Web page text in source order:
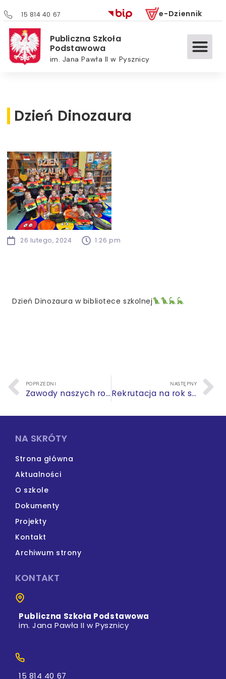
15 814 40 67 e-Dziennik
Publiczna Szkoła
Podstawowa
im. Jana Pawła II w Pysznicy
Dzień Dinozaura
26 lutego, 2024 1:26 pm
Dzień Dinozaura w bibliotece szkolnej
POPRZEDNI
Zawody naszych rodziców
NASTĘPNY
Rekrutacja na rok szkolny 2024/2025 – szkoła podstawowa
NA SKRÓTY
Strona główna
Aktualności
O szkole
Dokumenty
Projekty
Kontakt
Archiwum strony
KONTAKT
Publiczna Szkoła Podstawowa
im. Jana Pawła II w Pysznicy
15 814 40 67